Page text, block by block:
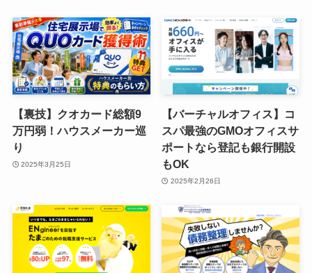
【裏技】クオカード総額9
万円弱！ハウスメーカー巡
り
2025年3月25日
【バーチャルオフィス】コ
スパ最強のGMOオフィスサ
ポートなら登記も銀行開設
もOK
2025年2月26日